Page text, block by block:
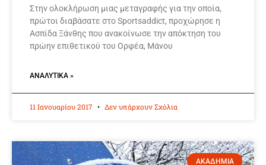
Στην ολοκλήρωση μιας μεταγραφής για την οποία,
πρώτοι διαβάσατε στο Sportsaddict, προχώρησε η
Ασπίδα Ξάνθης που ανακοίνωσε την απόκτηση του
πρώην επιθετικού του Ορφέα, Μάνου
ΑΝΑΛΥΤΙΚΆ »
11 Ιανουαρίου 2017 Δεν υπάρχουν Σχόλια
ΑΚΑΔΗΜΙΑ